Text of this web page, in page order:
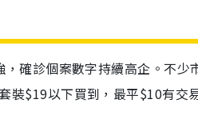
確診個案數字持續高企。不少
裝$19以下買到，最平$10有交